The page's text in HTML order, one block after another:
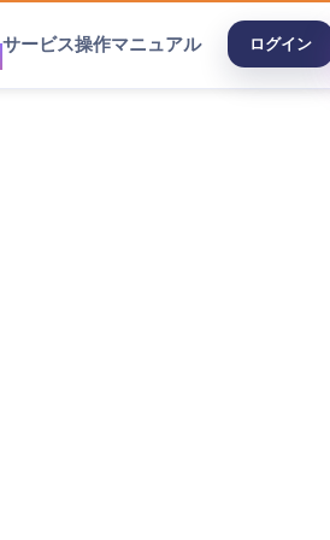
サービス操作マニュアル ログイン